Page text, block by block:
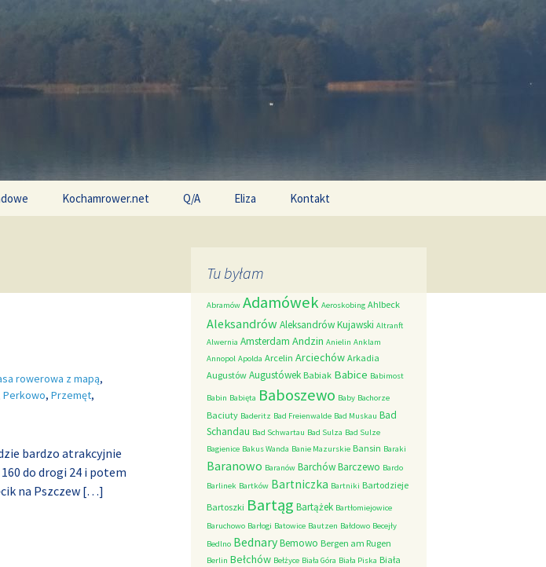
Kochamrower.net Q/A Eliza Kontakt
rowerowa z mapą,
Perkowo, Przemęt,
bardzo atrakcyjnie
do drogi 24 i potem
na Pszczew […]
Tu byłam
Abramów Adamówek Aeroskobing Ahlbeck
AleksandrówAleksandrów Kujawski Altranft
Alwernia Amsterdam Andzin Anielin Anklam
Annopol Apolda Arcelin Arciechów Arkadia
Augustów Augustówek Babiak Babice Babimost
Babin Babięta Baboszewo Baby Bachorze
Baciuty Baderitz Bad Freienwalde Bad Muskau Bad
Schandau Bad Schwartau Bad Sulza Bad Sulze
Bagienice Bakus Wanda Banie Mazurskie Bansin Baraki
Baranowo Baranów BarchówBarczewo Bardo
Barlinek Bartków Bartniczka Bartniki Bartodzieje
Bartoszki Bartąg Bartążek Bartłomiejowice
Baruchowo Barłogi Batowice Bautzen Bałdowo Becejły
Bedlno BednaryBemowo Bergen am Rugen
Berlin Bełchów Bełżyce Biała Góra Biała Piska Biała